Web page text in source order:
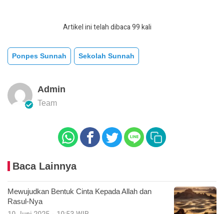
Artikel ini telah dibaca 99 kali
Ponpes Sunnah Sekolah Sunnah
Admin
Team
Baca Lainnya
Mewujudkan Bentuk Cinta Kepada Allah dan
Rasul-Nya